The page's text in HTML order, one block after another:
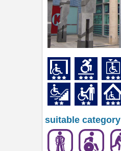
suitable category